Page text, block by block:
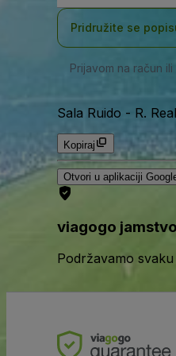
Pridružite se
Prijavom na račun
Sala Ruido - R.
Kopiraj
Otvori u aplikaciji
viagogo jamstvo
Podržavamo